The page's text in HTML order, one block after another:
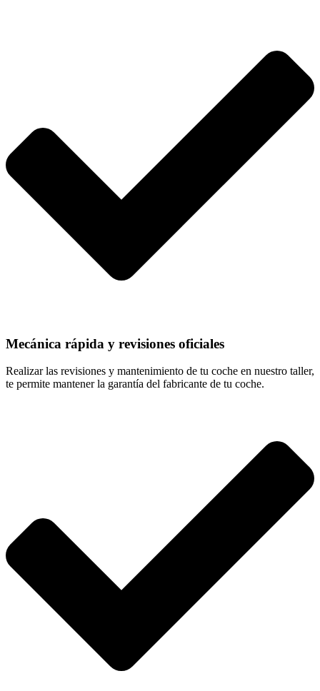
Mecánica rápida y revisiones oficiales
Realizar las revisiones y mantenimiento de tu coche en nuestro taller,
te permite mantener la garantía del fabricante de tu coche.